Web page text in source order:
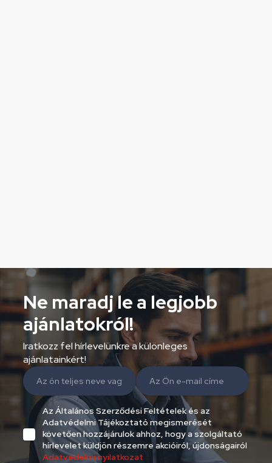
Ne maradj le a legjobb
ajánlatokról!
Iratkozz fel hírlevelünkre a különleges
ajánlatainkért!
Az Általános Szerződési Feltételek és az
Adatvédelmi Tájékoztató megismerését
követően hozzájárulok ahhoz, hogy a szolgáltató
hírlevelet küldjön részemre akcióiról, újdonságairól
Adatvédelmi nyilatkozat